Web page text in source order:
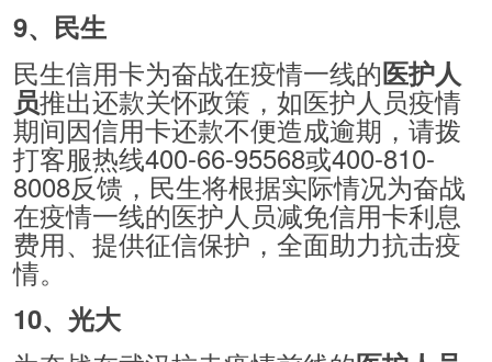
9、民生
民生信用卡为奋战在疫情一线的医护人
员推出还款关怀政策，如医护人员疫情
期间因信用卡还款不便造成逾期，请拨
打客服热线400-66-95568或400-810-
8008反馈，民生将根据实际情况为奋战
在疫情一线的医护人员减免信用卡利息
费用、提供征信保护，全面助力抗击疫
情。
10、光大